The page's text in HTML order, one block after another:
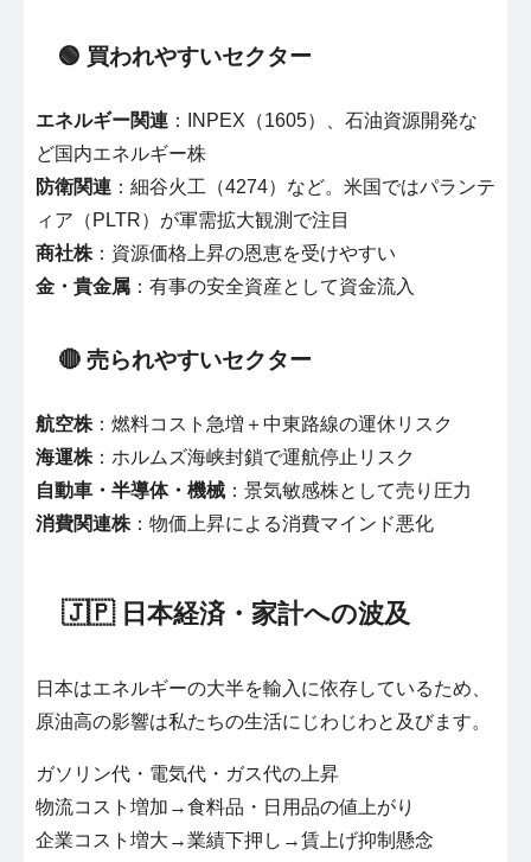
🟢 買われやすいセクター
エネルギー関連 ：INPEX（1605）、石油資源開発な
ど国内エネルギー株
防衛関連 ：細谷火工（4274）など。米国ではパランテ
ィア（PLTR）が軍需拡大観測で注目
商社株 ：資源価格上昇の恩恵を受けやすい
金・貴金属 ：有事の安全資産として資金流入
🔴 売られやすいセクター
航空株 ：燃料コスト急増＋中東路線の運休リスク
海運株 ：ホルムズ海峡封鎖で運航停止リスク
自動車・半導体・機械 ：景気敏感株として売り圧力
消費関連株 ：物価上昇による消費マインド悪化
🇯🇵 日本経済・家計への波及
日本はエネルギーの大半を輸入に依存しているため、
原油高の影響は私たちの生活にじわじわと及びます。
ガソリン代・電気代・ガス代の上昇
物流コスト増加→食料品・日用品の値上がり
企業コスト増大→業績下押し→賃上げ抑制懸念